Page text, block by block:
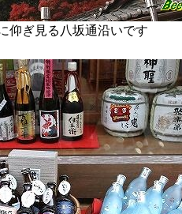
仰ぎ見る八坂通沿いです